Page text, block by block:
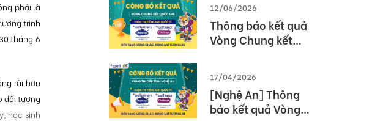
phải là
trình
tháng 6
rãi hơn
đối tượng
học sinh
TOEFL Challenge
năm học 2025 –
2026
12/06/2026
Thông báo kết quả
Vòng Chung kết
năm học 2025 –
2026
17/04/2026
[Nghệ An] Thông
báo kết quả Vòng